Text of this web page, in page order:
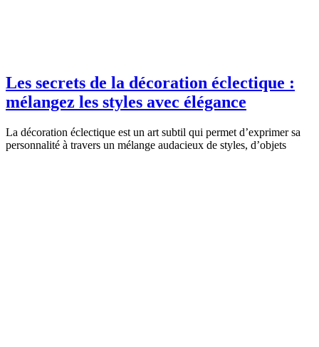
Les secrets de la décoration éclectique :
mélangez les styles avec élégance
La décoration éclectique est un art subtil qui permet d’exprimer sa
personnalité à travers un mélange audacieux de styles, d’objets